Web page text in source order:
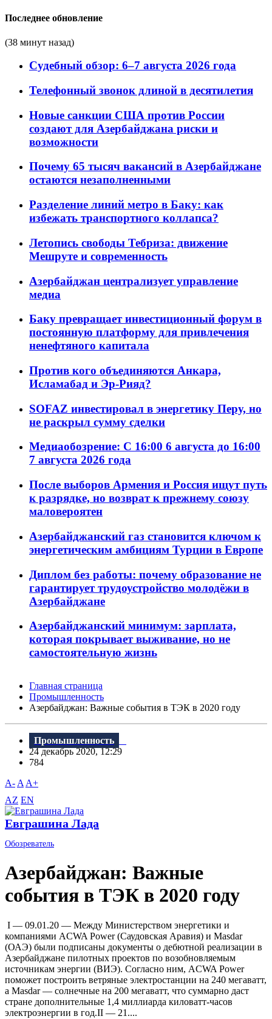
Последнее обновление
(38 минут назад)
Судебный обзор: 6–7 августа 2026 года
Телефонный звонок длиной в десятилетия
Новые санкции США против России
создают для Азербайджана риски и
возможности
Почему 65 тысяч вакансий в Азербайджане
остаются незаполненными
Разделение линий метро в Баку: как
избежать транспортного коллапса?
Летопись свободы Тебриза: движение
Мешруте и современность
Азербайджан централизует управление
медиа
Баку превращает инвестиционный форум в
постоянную платформу для привлечения
ненефтяного капитала
Против кого объединяются Анкара,
Исламабад и Эр-Рияд?
SOFAZ инвестировал в энергетику Перу, но
не раскрыл сумму сделки
Медиаобозрение: С 16:00 6 августа до 16:00
7 августа 2026 года
После выборов Армения и Россия ищут путь
к разрядке, но возврат к прежнему союзу
маловероятен
Азербайджанский газ становится ключом к
энергетическим амбициям Турции в Европе
Диплом без работы: почему образование не
гарантирует трудоустройство молодёжи в
Азербайджане
Азербайджанский минимум: зарплата,
которая покрывает выживание, но не
самостоятельную жизнь
Главная страница
Промышленность
Азербайджан: Важные события в ТЭК в 2020 году
Промышленность
24 декабрь 2020, 12:29
784
A- A A+
AZ EN
Евграшина Лада
Обозреватель
Азербайджан: Важные
события в ТЭК в 2020 году
I — 09.01.20 — Между Министерством энергетики и
компаниями ACWA Power (Саудовская Аравия) и Masdar
(ОАЭ) были подписаны документы о дебютной реализации в
Азербайджане пилотных проектов по возобновляемым
источникам энергии (ВИЭ). Согласно ним, ACWA Power
поможет построить ветряные электростанции на 240 мегаватт,
а Masdar — солнечные на 200 мегаватт, что суммарно даст
стране дополнительные 1,4 миллиарда киловатт-часов
электроэнергии в год.II — 21....